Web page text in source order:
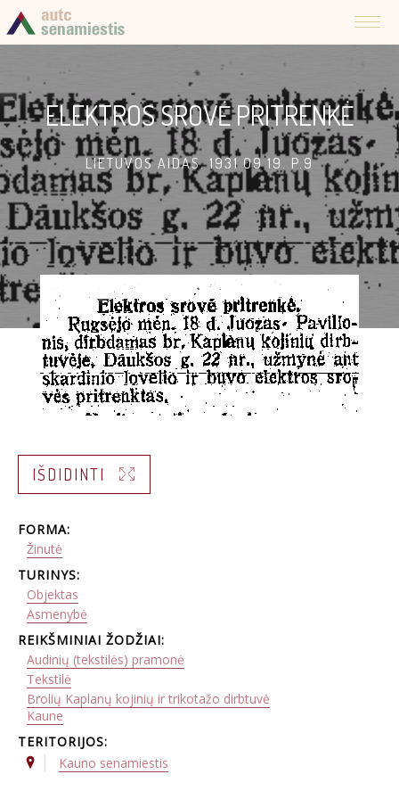
ELEKTROS SROVĖ PRITRENKĖ
LIETUVOS AIDAS. 1931 09 19. P.9
IŠDIDINTI
FORMA:
Žinutė
TURINYS:
Objektas
Asmenybė
REIKŠMINIAI ŽODŽIAI:
Audinių (tekstilės) pramonė
Tekstilė
Brolių Kaplanų kojinių ir trikotažo dirbtuvė
Kaune
TERITORIJOS:
Kauno senamiestis